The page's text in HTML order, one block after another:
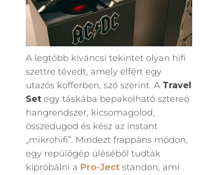
A legtöbb kíváncsi tekintet olyan hifi
szettre tévedt, amely elfért egy
utazós kofferben, szó szerint. A Travel
Setegy táskába bepakolható sztereó
hangrendszer, kicsomagolod,
összedugod és kész az instant
„mikrohifi”. Mindezt frappáns módon,
egy repülőgép üléséből tudták
kipróbálni a Pro-Jectstandon, ami